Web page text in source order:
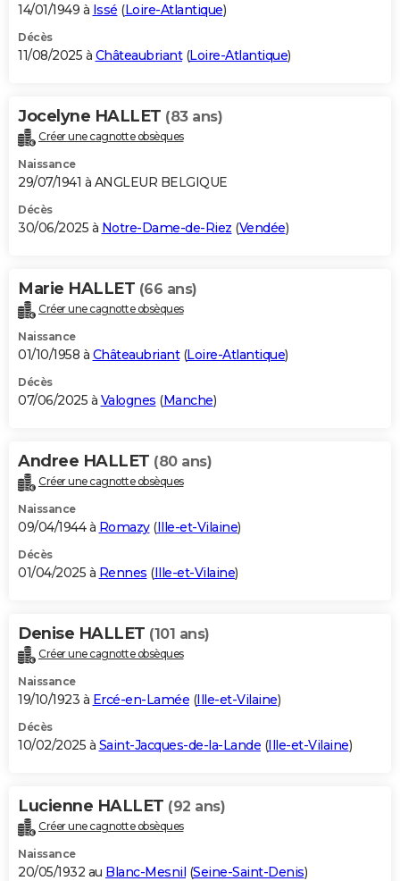
14/01/1949 à Issé (Loire-Atlantique)
Décès
11/08/2025 à Châteaubriant(Loire-Atlantique)
Jocelyne HALLET (83 ans)
Créer une cagnotte obsèques
Naissance
29/07/1941 à ANGLEUR BELGIQUE
Décès
30/06/2025 à Notre-Dame-de-Riez (Vendée)
Marie HALLET (66 ans)
Créer une cagnotte obsèques
Naissance
01/10/1958 à Châteaubriant(Loire-Atlantique)
Décès
07/06/2025 à Valognes (Manche)
Andree HALLET (80 ans)
Créer une cagnotte obsèques
Naissance
09/04/1944 à Romazy(Ille-et-Vilaine)
Décès
01/04/2025 à Rennes (Ille-et-Vilaine)
Denise HALLET (101 ans)
Créer une cagnotte obsèques
Naissance
19/10/1923 à Ercé-en-Lamée (Ille-et-Vilaine)
Décès
10/02/2025 à Saint-Jacques-de-la-Lande (Ille-et-Vilaine)
Lucienne HALLET (92 ans)
Créer une cagnotte obsèques
Naissance
20/05/1932 au Blanc-Mesnil (Seine-Saint-Denis)